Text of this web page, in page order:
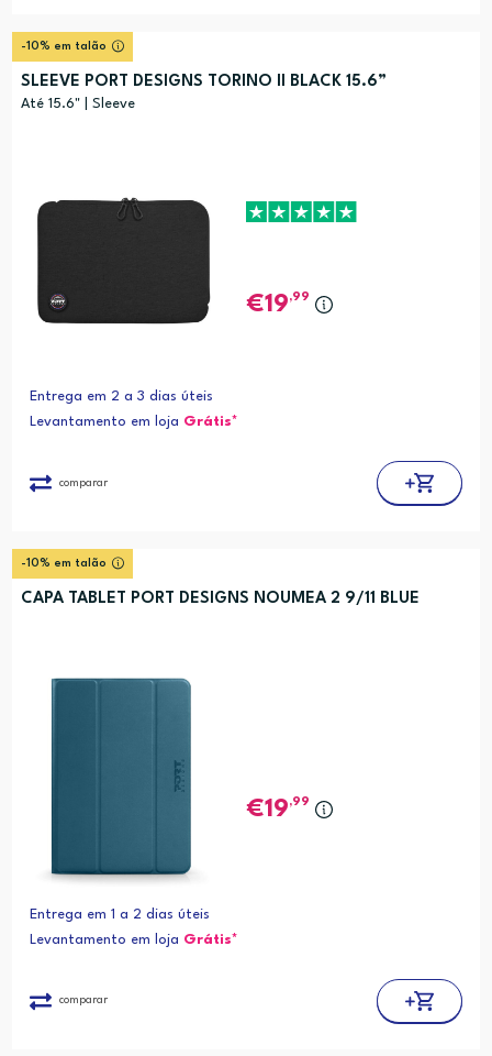
-10% em talão
SLEEVE PORT DESIGNS TORINO II BLACK 15.6”
Até 15.6" | Sleeve
19,99
Entrega em 2 a 3 dias úteis
Levantamento em loja Grátis*
comparar
-10% em talão
CAPA TABLET PORT DESIGNS NOUMEA 2 9/11 BLUE
19,99
Entrega em 1 a 2 dias úteis
Levantamento em loja Grátis*
comparar